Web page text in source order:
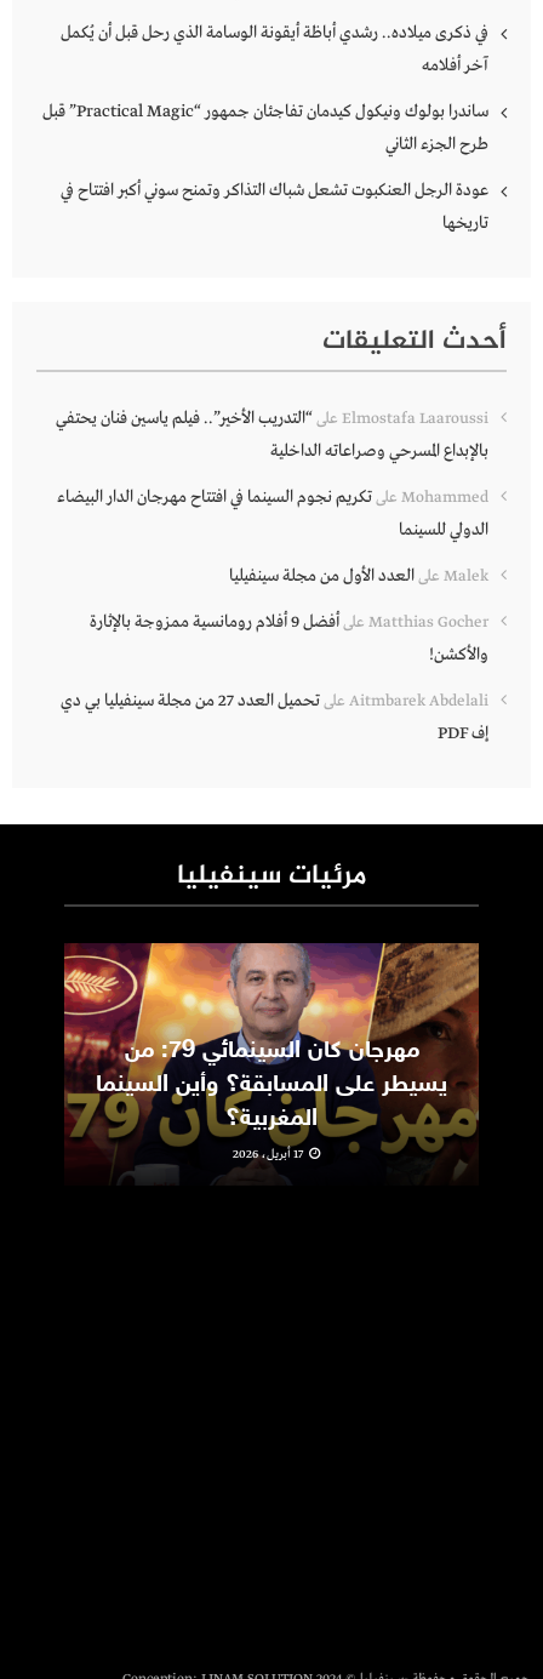
في ذكرى ميلاده.. رشدي أباظة أيقونة الوسامة الذي رحل قبل أن يُكمل
آخر أفلامه
ساندرا بولوك ونيكول كيدمان تفاجئان جمهور “Practical Magic” قبل
طرح الجزء الثاني
عودة الرجل العنكبوت تشعل شباك التذاكر وتمنح سوني أكبر افتتاح في
تاريخها
أحدث التعليقات
Elmostafa Laaroussi على“التدريب الأخير”.. فيلم ياسين فنان يحتفي
بالإبداع المسرحي وصراعاته الداخلية
Mohammed علىتكريم نجوم السينما في افتتاح مهرجان الدار البيضاء
الدولي للسينما
Malek علىالعدد الأول من مجلة سينفيليا
Matthias Gocher على
أفضل 9 أفلام رومانسية ممزوجة بالإثارة
والأكشن!
Aitmbarek Abdelali على
تحميل العدد 27 من مجلة سينفيليا بي دي
إف PDF
مرئيات سينفيليا
مهرجان كان السينمائي 79: من
يسيطر على المسابقة؟ وأين السينما
المغربية؟
17 أبريل، 2026